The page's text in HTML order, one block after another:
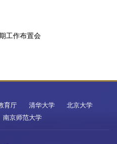
工作布置会
育厅 清华大学
北京大学
南京师范大学